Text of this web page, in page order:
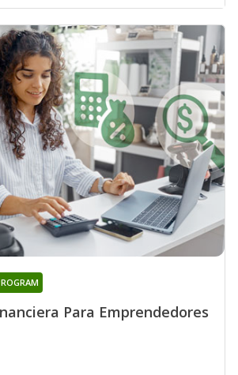
Para Emprendedores